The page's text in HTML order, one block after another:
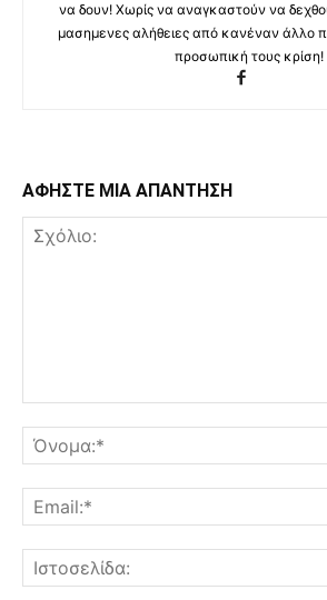
να δουν! Χωρίς να αναγκαστούν να
μασημενες αλήθειες από κανέναν άλλο
προσωπική τους κρίση!
ΑΦΗΣΤΕ ΜΙΑ ΑΠΑΝΤΗΣΗ